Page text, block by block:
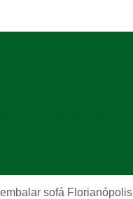
sofá Florianópolis